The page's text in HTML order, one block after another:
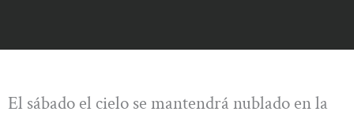
El sábado el cielo se mantendrá nublado en la